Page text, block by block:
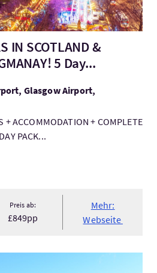
IN SCOTLAND &
5 Day...
Glasgow Airport,
+ ACCOMMODATION + COMPLETE
PACK...
Preis ab:
£849pp
Mehr:
Webseite